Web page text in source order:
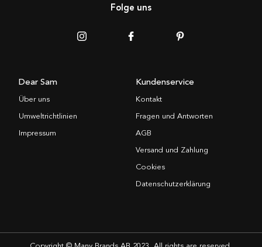
Folge uns
Dear Sam
Über uns
Umweltrichtlinien
Impressum
Kundenservice
Kontakt
Fragen und Antworten
AGB
Versand und Zahlung
Cookies
Datenschutzerklärung